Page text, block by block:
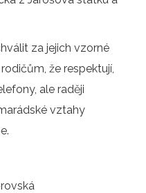
za jejich vzorné
že respektují,
ale raději
vztahy